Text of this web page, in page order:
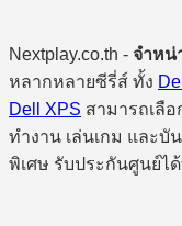
Nextplay.co.th - จำหน่
หลากหลายซีรี่ส์ ทั้ง
Dell XPS สามารถเลื
ทำงาน เล่นเกม และบั
พิเศษ รับประกันศูนย์ไ